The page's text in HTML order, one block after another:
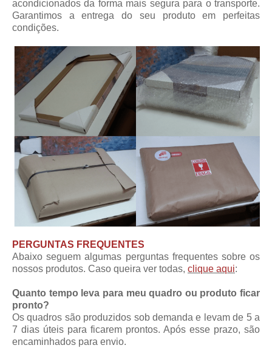
acondicionados da forma mais segura para o transporte.
Garantimos a entrega do seu produto em perfeitas
condições.
PERGUNTAS FREQUENTES
Abaixo seguem algumas perguntas frequentes sobre os
nossos produtos. Caso queira ver todas, clique aqui:
Quanto tempo leva para meu quadro ou produto ficar
pronto?
Os quadros são produzidos sob demanda e levam de 5 a
7 dias úteis para ficarem prontos. Após esse prazo, são
encaminhados para envio.